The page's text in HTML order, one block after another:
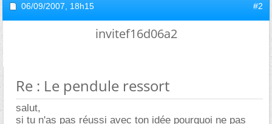
06/09/2007, 18h15 #2
invitef16d06a2
Re : Le pendule ressort
salut,
si tu n'as pas réussi avec ton idée pourquoi ne pas